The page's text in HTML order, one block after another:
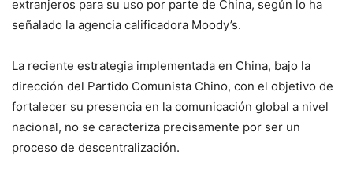
extranjeros para su uso por parte de China, según lo ha
señalado la agencia calificadora Moody’s.
La reciente estrategia implementada en China, bajo la
dirección del Partido Comunista Chino, con el objetivo de
fortalecer su presencia en la comunicación global a nivel
nacional, no se caracteriza precisamente por ser un
proceso de descentralización.